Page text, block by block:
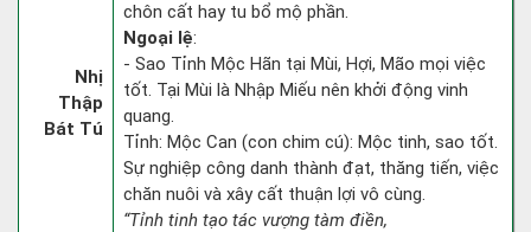
Nhị
Thập
Bát Tú
chôn cất hay tu bổ mộ phần.
Ngoại lệ:
- Sao Tỉnh Mộc Hãn tại Mùi, Hợi, Mão mọi việc
tốt. Tại Mùi là Nhập Miếu nên khởi động vinh
quang.
Tỉnh: Mộc Can (con chim cú): Mộc tinh, sao tốt.
Sự nghiệp công danh thành đạt, thăng tiến, việc
chăn nuôi và xây cất thuận lợi vô cùng.
“Tỉnh tinh tạo tác vượng tàm điền,